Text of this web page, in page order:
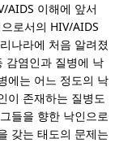
AIDS 이해에 앞서
로서의 HIV/AIDS
나라에 처음 알려졌
감염인과 질병에 낙
에는 어느 정도의 낙
이 존재하는 질병도
들을 향한 낙인으로
갖는 태도의 문제는